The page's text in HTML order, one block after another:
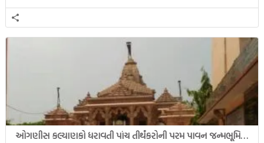
ઓગણીસ કલ્યાણકો ધરાવતી પાંચ તીર્થંકરોની પરમ પાવન જન્મભૂમિ – અયોધ્યા (Ayodhya)